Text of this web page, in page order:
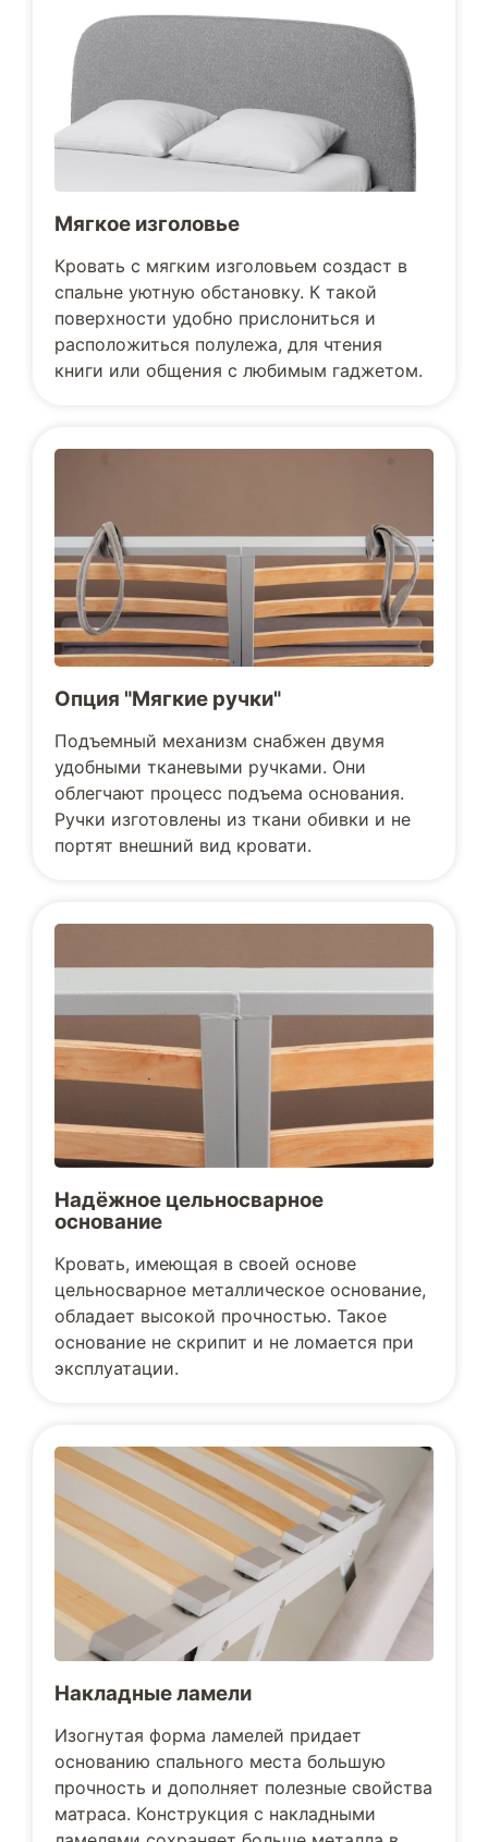
Мягкое изголовье
Кровать с мягким изголовьем создаст в
спальне уютную обстановку. К такой
поверхности удобно прислониться и
расположиться полулежа, для чтения
книги или общения с любимым гаджетом.
Опция "Мягкие ручки"
Подъемный механизм снабжен двумя
удобными тканевыми ручками. Они
облегчают процесс подъема основания.
Ручки изготовлены из ткани обивки и не
портят внешний вид кровати.
Надёжное цельносварное
основание
Кровать, имеющая в своей основе
цельносварное металлическое основание,
обладает высокой прочностью. Такое
основание не скрипит и не ломается при
эксплуатации.
Накладные ламели
Изогнутая форма ламелей придает
основанию спального места большую
прочность и дополняет полезные свойства
матраса. Конструкция с накладными